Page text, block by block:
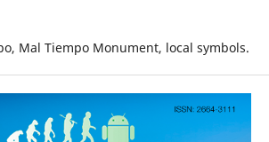
Mal Tiempo Monument, local symbols.